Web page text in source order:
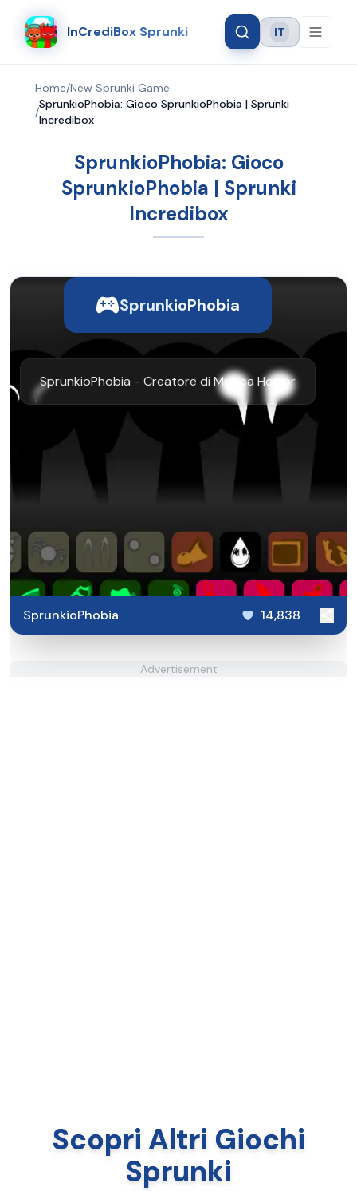
InCrediBox Sprunki Language
IT
Home/New Sprunki Game
/
SprunkioPhobia: Gioco SprunkioPhobia | Sprunki
Incredibox
SprunkioPhobia: Gioco
SprunkioPhobia | Sprunki
Incredibox
SprunkioPhobia
SprunkioPhobia - Creatore di Musica Horror
SprunkioPhobia 14,838
Advertisement
Scopri Altri Giochi
Sprunki